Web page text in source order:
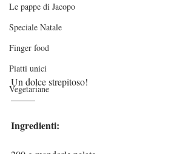
Le pappe di Jacopo
Speciale Natale
Finger food
Piatti unici
Vegetariane
Un dolce strepitoso!
_____
Ingredienti: